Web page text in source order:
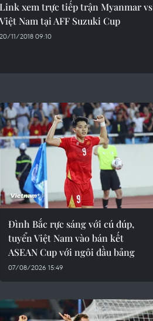
Link xem trực tiếp trận Myanmar vs
Việt Nam tại AFF Suzuki Cup
20/11/2018 09:10
Đình Bắc rực sáng với cú đúp,
tuyển Việt Nam vào bán kết
ASEAN Cup với ngôi đầu bảng
07/08/2026 15:49